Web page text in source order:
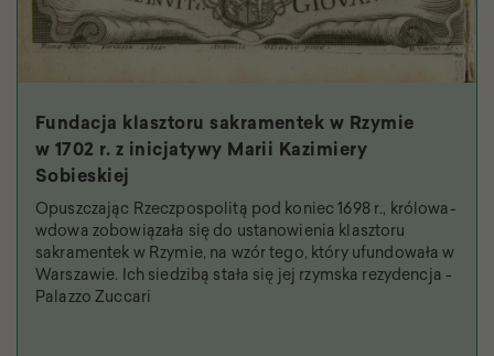
Fundacja klasztoru sakramentek w Rzymie
w 1702 r. z inicjatywy Marii Kazimiery
Sobieskiej
Opuszczając Rzeczpospolitą pod koniec 1698 r., królowa-
wdowa zobowiązała się do ustanowienia klasztoru
sakramentek w Rzymie, na wzór tego, który ufundowała w
Warszawie. Ich siedzibą stała się jej rzymska rezydencja -
Palazzo Zuccari